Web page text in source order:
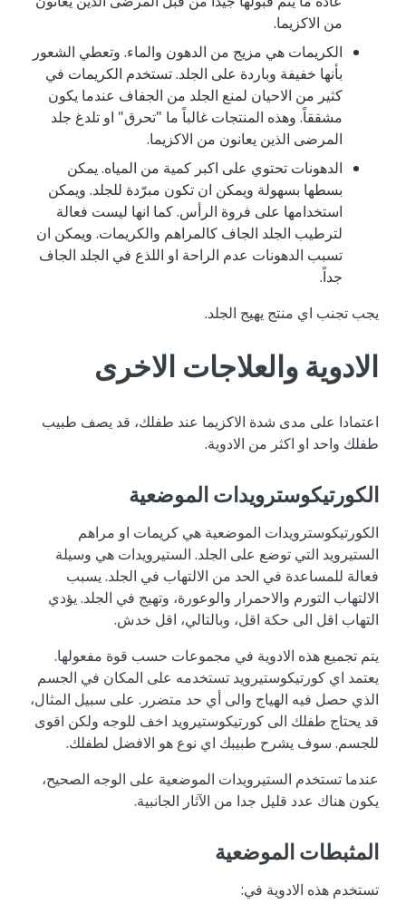
من الاكزيما.
الكريمات هي مزيج من الدهون والماء. وتعطي الشعور
بأنها خفيفة وباردة على الجلد. تستخدم الكريمات في
كثير من الاحيان لمنع الجلد من الجفاف عندما يكون
مشققاً. وهذه المنتجات غالباً ما "تحرق" او تلدغ جلد
المرضى الذين يعانون من الاكزيما.
الدهونات تحتوي على اكبر كمية من المياه. يمكن
بسطها بسهولة ويمكن ان تكون مبرّدة للجلد. ويمكن
استخدامها على فروة الرأس. كما انها ليست فعالة
لترطيب الجلد الجاف كالمراهم والكريمات. ويمكن ان
تسبب الدهونات عدم الراحة او اللذع في الجلد الجاف
جداً.
يجب تجنب اي منتج يهيج الجلد.
الادوية والعلاجات الاخرى
اعتمادا على مدى شدة الاكزيما عند طفلك، قد يصف طبيب
طفلك واحد او اكثر من الادوية.
الكورتيكوسترويدات الموضعية
الكورتيكوسترويدات الموضعية هي كريمات او مراهم
الستيرويد التي توضع على الجلد. الستيرويدات هي وسيلة
فعالة للمساعدة في الحد من الالتهاب في الجلد. يسبب
الالتهاب التورم والاحمرار والوعورة، وتهيج في الجلد. يؤدي
التهاب اقل الى حكة اقل، وبالتالي، اقل خدش.
يتم تجميع هذه الادوية في مجموعات حسب قوة مفعولها.
يعتمد اي كورتيكوستيرويد تستخدمه على المكان في الجسم
الذي حصل فيه الهياج والى أي حد متضرر. على سبيل المثال،
قد يحتاج طفلك الى كورتيكوستيرويد اخف للوجه ولكن اقوى
للجسم. سوف يشرح طبيبك اي نوع هو الافضل لطفلك.
عندما تستخدم الستيرويدات الموضعية على الوجه الصحيح،
يكون هناك عدد قليل جدا من الآثار الجانبية.
المثبطات الموضعية
تستخدم هذه الادوية في: